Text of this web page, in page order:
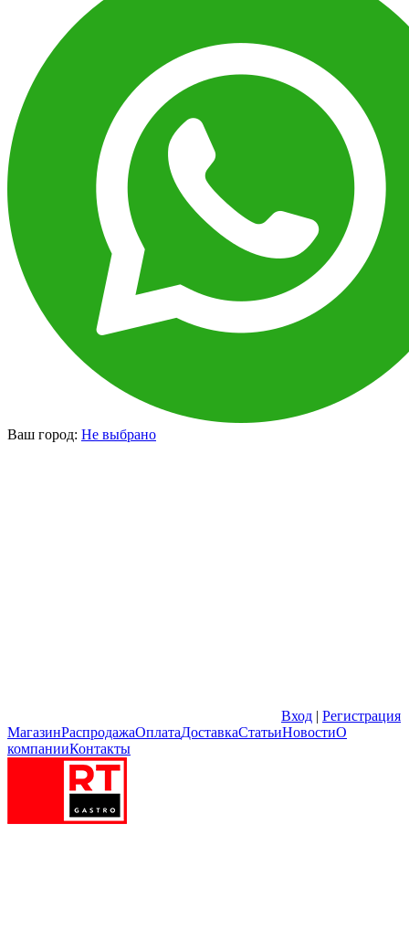
Ваш город: Не выбрано
Вход | Регистрация
МагазинРаспродажаОплатаДоставкаСтатьиНовостиО
компанииКонтакты